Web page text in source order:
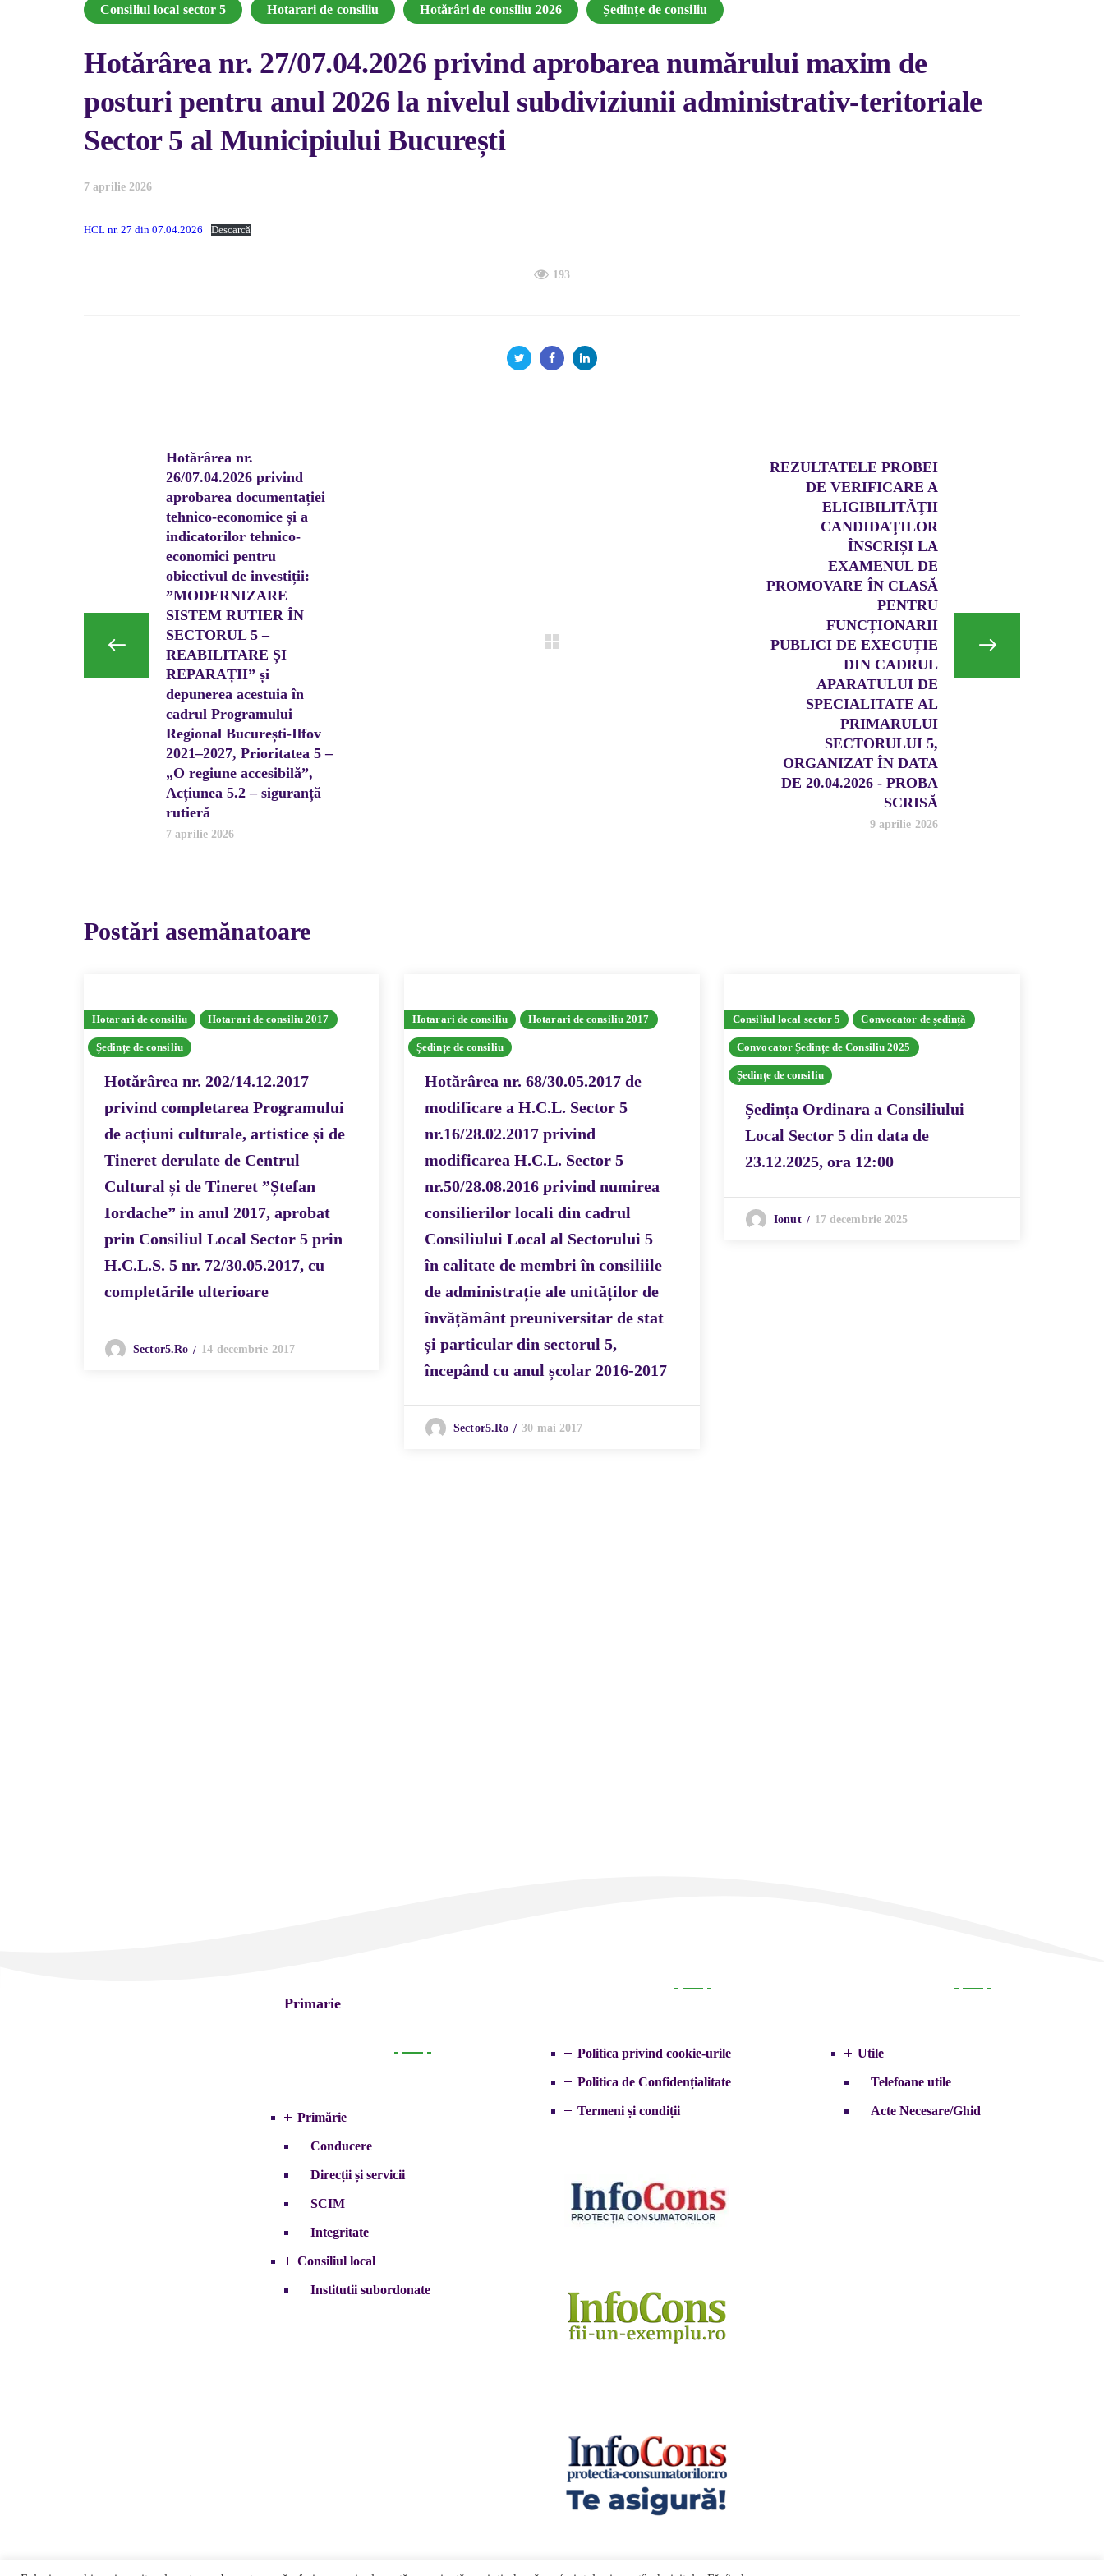
Consiliul local sector 5 Hotarari de consiliu Hotărâri de consiliu 2026 Ședințe de consiliu
Hotărârea nr. 27/07.04.2026 privind aprobarea numărului maxim de
posturi pentru anul 2026 la nivelul subdiviziunii administrativ-teritoriale
Sector 5 al Municipiului București
7 aprilie 2026
HCL nr. 27 din 07.04.2026 Descarcă
193
Hotărârea nr.
26/07.04.2026 privind
aprobarea documentației
tehnico-economice și a
indicatorilor tehnico-
economici pentru
obiectivul de investiții:
”MODERNIZARE
SISTEM RUTIER ÎN
SECTORUL 5 –
REABILITARE ȘI
REPARAȚII” și
depunerea acestuia în
cadrul Programului
Regional București-Ilfov
2021–2027, Prioritatea 5 –
„O regiune accesibilă”,
Acțiunea 5.2 – siguranță
rutieră
7 aprilie 2026
REZULTATELE PROBEI
DE VERIFICARE A
ELIGIBILITĂŢII
CANDIDAŢILOR
ÎNSCRIȘI LA
EXAMENUL DE
PROMOVARE ÎN CLASĂ
PENTRU
FUNCȚIONARII
PUBLICI DE EXECUȚIE
DIN CADRUL
APARATULUI DE
SPECIALITATE AL
PRIMARULUI
SECTORULUI 5,
ORGANIZAT ÎN DATA
DE 20.04.2026 - PROBA
SCRISĂ
9 aprilie 2026
Postări asemănatoare
Hotarari de consiliu Hotarari de consiliu 2017
Ședințe de consiliu
Hotărârea nr. 202/14.12.2017
privind completarea Programului
de acțiuni culturale, artistice și de
Tineret derulate de Centrul
Cultural și de Tineret ”Ștefan
Iordache” in anul 2017, aprobat
prin Consiliul Local Sector 5 prin
H.C.L.S. 5 nr. 72/30.05.2017, cu
completările ulterioare
Sector5.ro 14 decembrie 2017
Hotarari de consiliu Hotarari de consiliu 2017
Ședințe de consiliu
Hotărârea nr. 68/30.05.2017 de
modificare a H.C.L. Sector 5
nr.16/28.02.2017 privind
modificarea H.C.L. Sector 5
nr.50/28.08.2016 privind numirea
consilierilor locali din cadrul
Consiliului Local al Sectorului 5
în calitate de membri în consiliile
de administrație ale unităților de
învățământ preuniversitar de stat
și particular din sectorul 5,
începând cu anul școlar 2016-2017
Sector5.ro 30 mai 2017
Consiliul local sector 5 Convocator de ședință
Convocator Ședințe de Consiliu 2025
Ședințe de consiliu
Ședința Ordinara a Consiliului
Local Sector 5 din data de
23.12.2025, ora 12:00
Ionut 17 decembrie 2025
Primarie
Primărie
Conducere
Direcții și servicii
SCIM
Integritate
Consiliul local
Institutii subordonate
Politica privind cookie-urile
Politica de Confidențialitate
Termeni și condiții
Utile
Telefoane utile
Acte Necesare/Ghid